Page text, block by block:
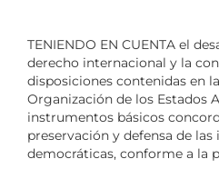
TENIENDO EN CUENTA el
derecho internacional y la
disposiciones contenidas en
Organización de los Estados
instrumentos básicos
preservación y defensa de
democráticas, conforme a la